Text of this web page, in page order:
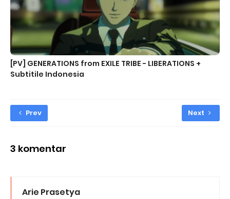
[PV] GENERATIONS from EXILE TRIBE - LIBERATIONS +
Subtitile Indonesia
Prev Next
3 komentar
Arie Prasetya